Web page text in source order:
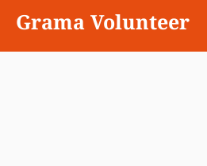
content
Grama Volunteer